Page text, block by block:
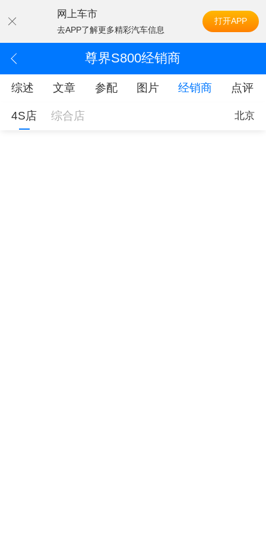
网上车市
去APP了解更多精彩汽车信息
打开APP
尊界S800经销商
综述 文章 参配 图片 经销商 点评
4S店 综合店 北京